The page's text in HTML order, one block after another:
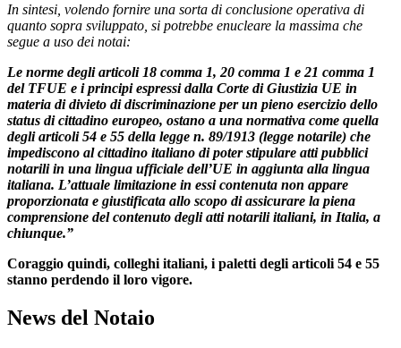
In sintesi, volendo fornire una sorta di conclusione operativa di
quanto sopra sviluppato, si potrebbe enucleare la massima che
segue a uso dei notai:
Le norme degli articoli 18 comma 1, 20 comma 1 e 21 comma 1
del TFUE e i principi espressi dalla Corte di Giustizia UE in
materia di divieto di discriminazione per un pieno esercizio dello
status di cittadino europeo, ostano a una normativa come quella
degli articoli 54 e 55 della legge n. 89/1913 (legge notarile) che
impediscono al cittadino italiano di poter stipulare atti pubblici
notarili in una lingua ufficiale dell’UE in aggiunta alla lingua
italiana. L’attuale limitazione in essi contenuta non appare
proporzionata e giustificata allo scopo di assicurare la piena
comprensione del contenuto degli atti notarili italiani, in Italia, a
chiunque.”
Coraggio quindi, colleghi italiani, i paletti degli articoli 54 e 55
stanno perdendo il loro vigore.
News del Notaio